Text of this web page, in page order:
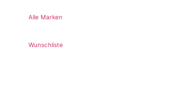
Alle Marken
Wunschliste